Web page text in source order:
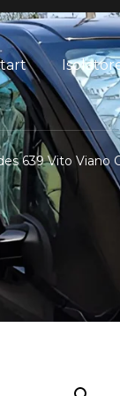
639 Vito Viano